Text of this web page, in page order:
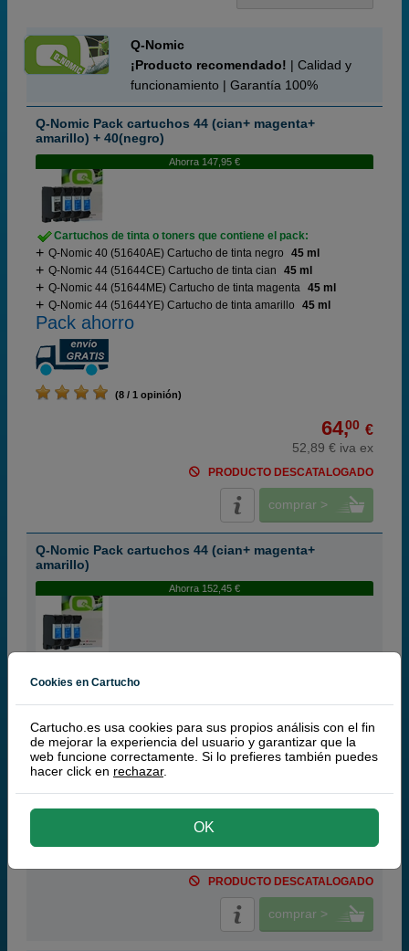
Q-Nomic
¡Producto recomendado! | Calidad y
funcionamiento | Garantía 100%
Q-Nomic Pack cartuchos 44 (cian+ magenta+
amarillo) + 40(negro)
Ahorra 147,95 €
Cartuchos de tinta o toners que contiene el pack:
Q-Nomic 40 (51640AE) Cartucho de tinta negro
45 ml
Q-Nomic 44 (51644CE) Cartucho de tinta cian
45 ml
Q-Nomic 44 (51644ME) Cartucho de tinta magenta 45 ml
Q-Nomic 44 (51644YE) Cartucho de tinta amarillo
45 ml
Pack ahorro
(8 / 1 opinión)
64,00 €
52,89 € iva ex
PRODUCTO DESCATALOGADO
comprar >
Q-Nomic Pack cartuchos 44 (cian+ magenta+
amarillo)
Ahorra 152,45 €
Q-Nomic 44 (51644CE) Cartucho de tinta cian
Pack ahorro
PRODUCTO DESCATALOGADO
comprar >
Cookies en Cartucho
Cartucho.es usa cookies para sus propios análisis con el fin
de mejorar la experiencia del usuario y garantizar que la
web funcione correctamente. Si lo prefieres también puedes
hacer click en rechazar.
OK